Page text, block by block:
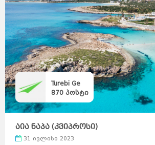
Turebi Ge
870 პოსტი
აია ნაპა (კვიპროსი)
31 ივლისი 2023